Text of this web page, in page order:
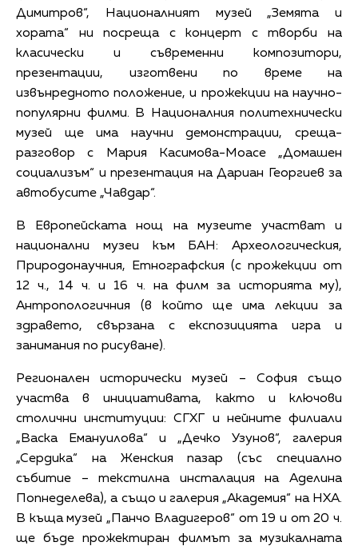
Димитров“, Националният музей „Земята и
хората“ ни посреща с концерт с творби на
класически и съвременни композитори,
презентации, изготвени по време на
извънредното положение, и прожекции на научно-
популярни филми. В Националния политехнически
музей ще има научни демонстрации, среща-
разговор с Мария Касимова-Моасе „Домашен
социализъм“ и презентация на Дариан Георгиев за
автобусите „Чавдар“.
В Европейската нощ на музеите участват и
национални музеи към БАН: Археологическия,
Природонаучния, Етнографския (с прожекции от
12 ч., 14 ч. и 16 ч. на филм за историята му),
Антропологичния (в който ще има лекции за
здравето, свързана с експозицията игра и
занимания по рисуване).
Регионален исторически музей – София също
участва в инициативата, както и ключови
столични институции: СГХГ и нейните филиали
„Васка Емануилова“ и „Дечко Узунов“, галерия
„Сердика“ на Женския пазар (със специално
събитие – текстилна инсталация на Аделина
Попнеделева), а също и галерия „Академия“ на НХА.
В къща музей „Панчо Владигеров“ от 19 и от 20 ч.
ще бъде прожектиран филмът за музикалната